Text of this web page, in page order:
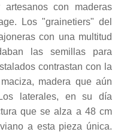
con maderas
Los "grainetiers" del
con una multitud
las semillas para
contrastan con la
madera que aún
laterales, en su día
que se alza a 48 cm
a esta pieza única.